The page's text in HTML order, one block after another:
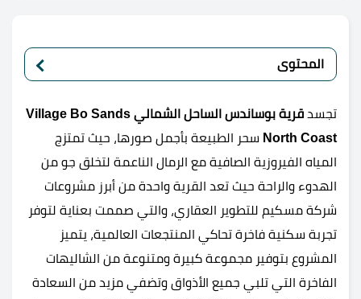
المحتوى
تجسد
قرية بوساندس الساحل الشمالي Village Bo Sands
North Coast سحر الطبيعة بأجمل صورها، حيث تمتزج
المياه الفيروزية الصافية مع الرمال الناعمة لتخلق جو من
الهدوء والراحة حيث تعد القرية واحدة من أبرز مشروعات
شركة مسكيم للتطوير العقاري، والتي صممت بعناية لتوفر
تجربة سكنية فاخرة تحاكي المنتجعات العالمية، يتميز
المشروع بتوفير مجموعة كبيرة ومتنوعة من الشاليهات
الفاخرة التي تلبي جميع الأذواق وتضفي مزيد من السعادة